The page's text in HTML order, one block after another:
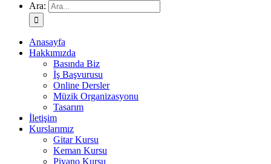
Ara:
Anasayfa
Hakkımızda
Basında Biz
İş Başvurusu
Online Dersler
Müzik Organizasyonu
Tasarım
İletişim
Kurslarımız
Gitar Kursu
Keman Kursu
Piyano Kursu